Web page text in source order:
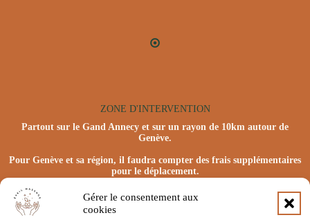
Gérer le consentement aux
cookies
ZONE D'INTERVENTION
Partout sur le Gand Annecy et sur un rayon de 10km autour de
Genève.
Pour Genève et sa région, il faudra compter des frais supplémentaires
pour le déplacement.